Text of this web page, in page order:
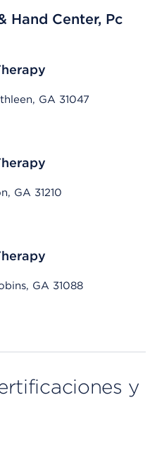
Hand Center, Pc
GA 31047
on mobile devices
GA 31210
on mobile devices
GA 31088
on mobile devices
y